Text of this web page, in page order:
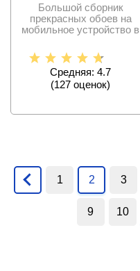
Большой сборник
прекрасных обоев на
мобильное устройство в
формате.
Средняя: 4.7
(127 оценок)
1 2 3
9 10